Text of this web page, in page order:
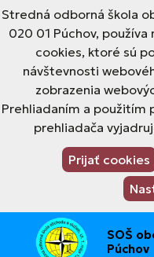
Stredná odborná škola
020 01 Púchov,
cookies, ktoré sú
návštevnosti
zobrazenia
Prehliadaním a použitím
prehliadača
Prijať cookies
SOŠ
Púchov